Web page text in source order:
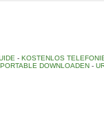
- KOSTENLOS
DOWNLOADEN -